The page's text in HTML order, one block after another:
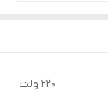
220 ولت